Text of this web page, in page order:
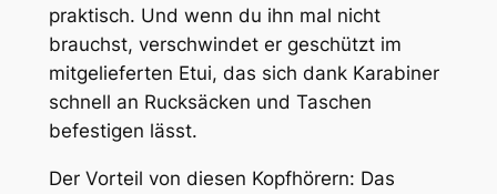
praktisch. Und wenn du ihn mal nicht
brauchst, verschwindet er geschützt im
mitgelieferten Etui, das sich dank Karabiner
schnell an Rucksäcken und Taschen
befestigen lässt.
Der Vorteil von diesen Kopfhörern: Das